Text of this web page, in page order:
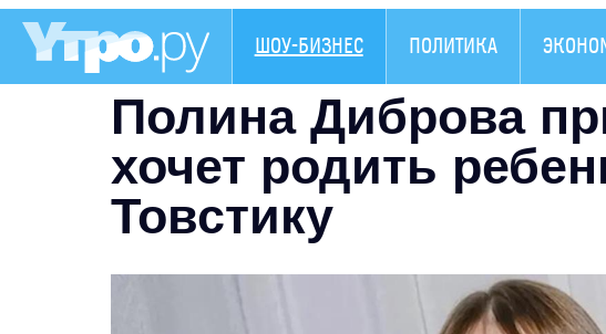
ШОУ-БИЗНЕС ПОЛИТИКА
Полина Диброва
хочет родить
Товстику